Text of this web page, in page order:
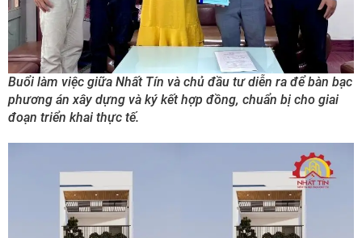
Buổi làm việc giữa Nhất Tín và chủ đầu tư diễn ra để bàn bạc
phương án xây dựng và ký kết hợp đồng, chuẩn bị cho giai
đoạn triển khai thực tế.